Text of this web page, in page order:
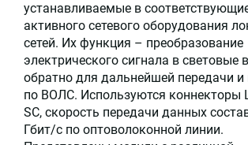
устанавливаемые в
активного сетевого оборудования
сетей. Их функция – преобразование
электрического сигнала в световые
обратно для дальнейшей передачи и
по ВОЛС. Используются коннекторы
SC, скорость передачи данных
Гбит/с по оптоволоконной линии.